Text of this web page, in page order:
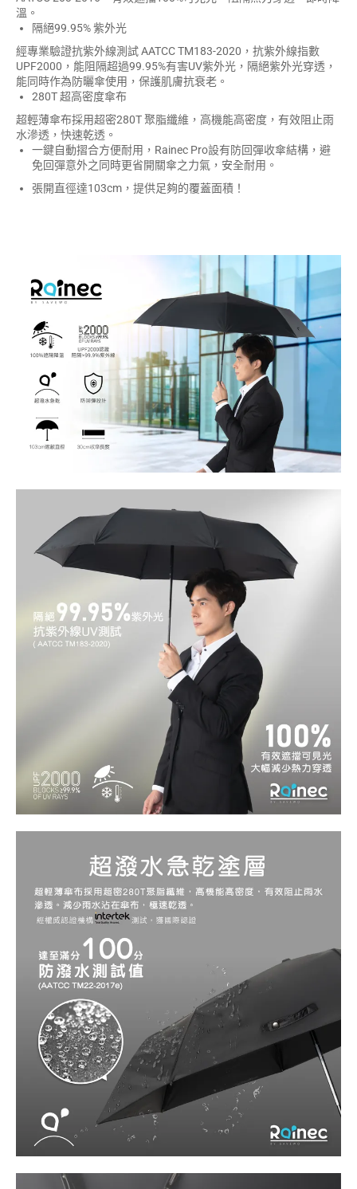
溫。
隔絕99.95% 紫外光
經專業驗證抗紫外線測試 AATCC TM183-2020，抗紫外線指數
UPF2000，能阻隔超過99.95%有害UV紫外光，隔絕紫外光穿透，
能同時作為防曬傘使用，保護肌膚抗衰老。
280T 超高密度傘布
超輕薄傘布採用超密280T 聚脂纖維，高機能高密度，有效阻止雨
水滲透，快速乾透。
一鍵自動摺合方便耐用，Rainec Pro設有防回彈收傘結構，避
免回彈意外之同時更省開關傘之力氣，安全耐用。
張開直徑達103cm，提供足夠的覆蓋面積！